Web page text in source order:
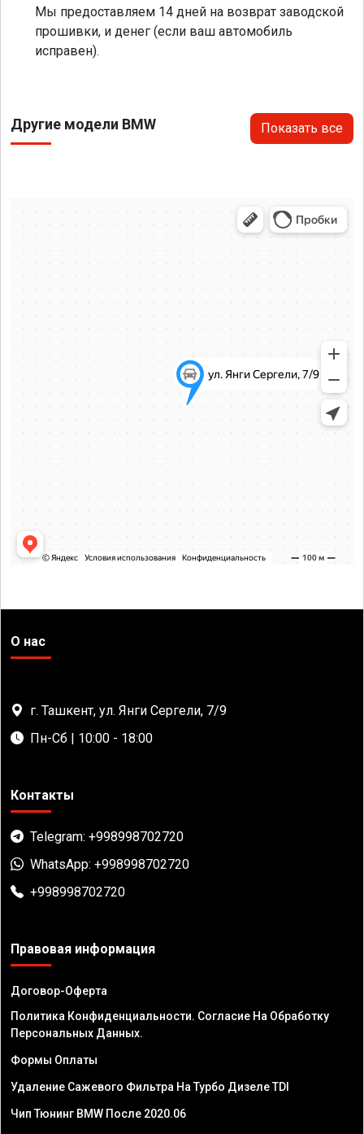
Мы предоставляем 14 дней на возврат заводской
прошивки, и денег (если ваш автомобиль
исправен).
Другие модели BMW Показать все
О нас
г. Ташкент, ул. Янги Сергели, 7/9
Пн-Сб | 10:00 - 18:00
Контакты
Telegram: +998998702720
WhatsApp: +998998702720
+998998702720
Правовая информация
Договор-Оферта
Политика Конфиденциальности. Согласие На Обработку
Персональных Данных.
Формы Оплаты
Удаление Сажевого Фильтра На Турбо Дизеле TDI
Чип Тюнинг BMW После 2020.06